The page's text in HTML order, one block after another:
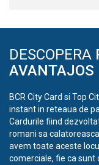
DESCOPERA
AVANTAJOS
BCR City Card si Top
instant in reteaua de
Cardurile fiind
romani sa
avem toate aceste
comerciale, fie ca sunt